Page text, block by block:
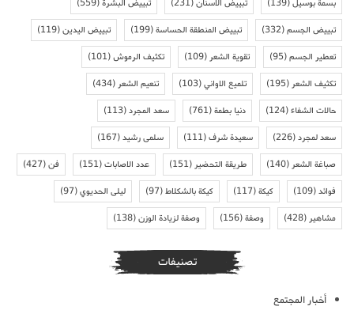
بسمة بوسيل(139) تبييض الاسنان(231) تبييض البشرة(559)
تبييض الجسم(332) تبييض المنطقة الحساسة(199) تبييض اليدين(119)
تعطير الجسم(95) تقوية الشعر(109) تكثيف الرموش(101)
تكثيف الشعر(195) تلميع الاواني(103) تنعيم الشعر(434)
حالات الشفاء(124) دنيا بطمة(761) سعد المجرد(113)
سعد لمجرد(226) سعيدة شرف(111) سلمى رشيد(167)
صباغة الشعر(140) طريقة التحضير(151) عدد الاصابات(151) فن(427)
فوائد(109) كيكة(117) كيكة بالشكلاط(97) ليلى الحديوي(97)
مشاهير(428) وصفة(156) وصفة لزيادة الوزن(138)
تصنيفات
أخبار المجتمع